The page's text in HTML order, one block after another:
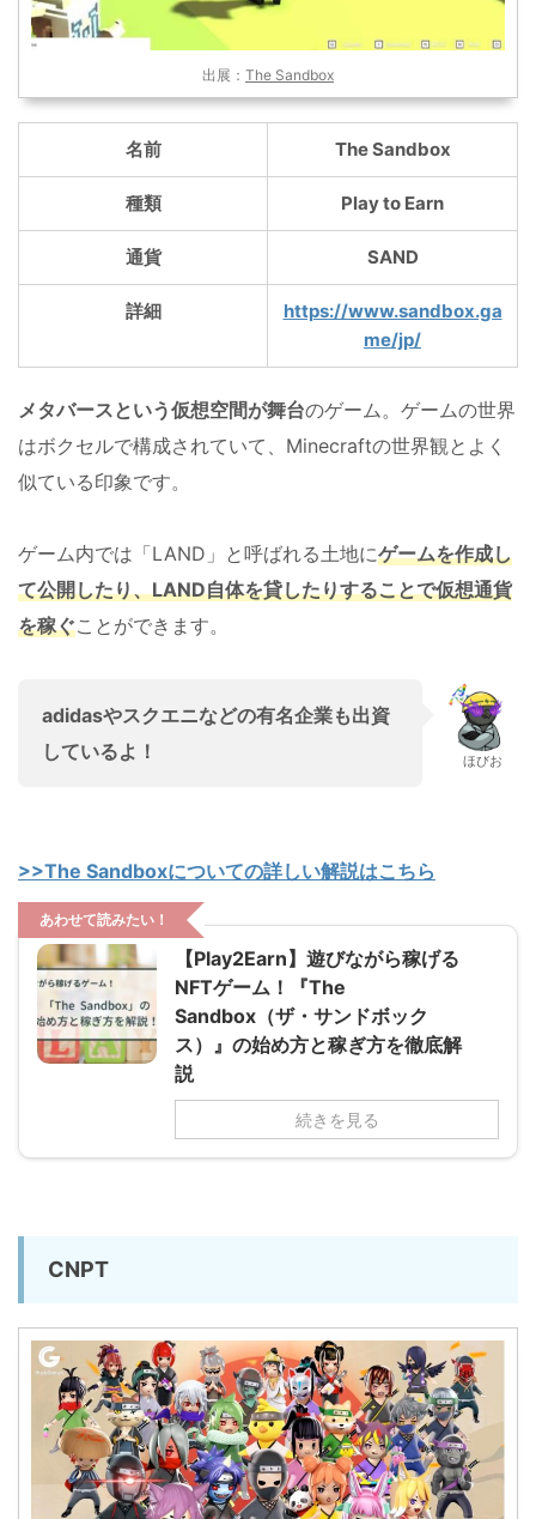
出展： The Sandbox
名前 The Sandbox
種類 Play to Earn
通貨 SAND
詳細
https://www.sandbox.ga
me/jp/
メタバースという仮想空間が舞台のゲーム。ゲームの世界
はボクセルで構成されていて、Minecraftの世界観とよく
似ている印象です。
ゲーム内では「LAND」と呼ばれる土地にゲームを作成し
て公開したり、LAND自体を貸したりすることで仮想通貨
を稼ぐことができます。
adidasやスクエニなどの有名企業も出資
しているよ！
ほびお
>>The Sandboxについての詳しい解説はこちら
あわせて読みたい！
【Play2Earn】遊びながら稼げる
NFTゲーム！『The
Sandbox（ザ・サンドボック
ス）』の始め方と稼ぎ方を徹底解
説
続きを見る
CNPT